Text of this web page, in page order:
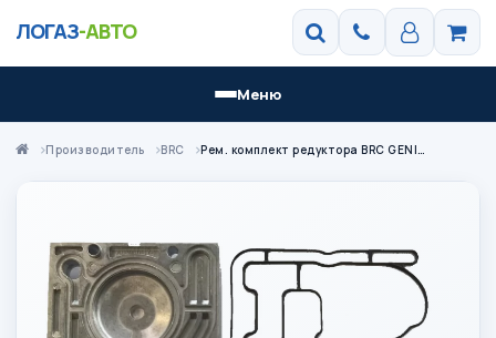
ЛОГАЗ-АВТО
Меню
Производитель BRC Рем. комплект редуктора BRC GENIUS MAX новый